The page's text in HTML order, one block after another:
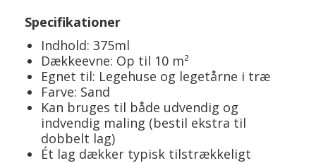
Specifikationer
Indhold: 375ml
Dækkeevne: Op til 10 m²
Egnet til: Legehuse og legetårne i træ
Farve: Sand
Kan bruges til både udvendig og
indvendig maling (bestil ekstra til
dobbelt lag)
Ét lag dækker typisk tilstrækkeligt